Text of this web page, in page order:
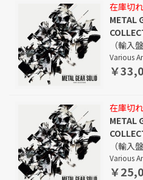
在庫切れ
METAL
（輸入
Various
￥
在庫切れ
METAL
（輸入
Various
￥